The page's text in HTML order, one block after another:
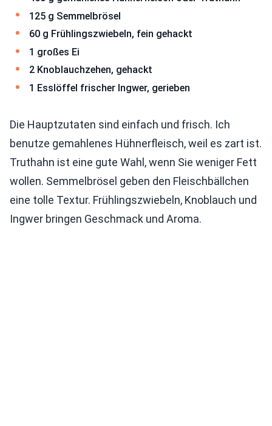
125 g Semmelbrösel
60 g Frühlingszwiebeln, fein gehackt
1 großes Ei
2 Knoblauchzehen, gehackt
1 Esslöffel frischer Ingwer, gerieben
Die Hauptzutaten sind einfach und frisch. Ich
benutze gemahlenes Hühnerfleisch, weil es zart ist.
Truthahn ist eine gute Wahl, wenn Sie weniger Fett
wollen. Semmelbrösel geben den Fleischbällchen
eine tolle Textur. Frühlingszwiebeln, Knoblauch und
Ingwer bringen Geschmack und Aroma.